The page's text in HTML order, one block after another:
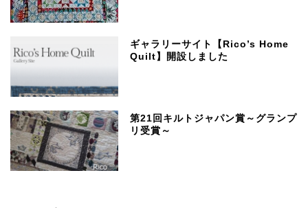
ギャラリーサイト【Rico’s Home
Quilt】開設しました
第21回キルトジャパン賞～グランプ
リ受賞～